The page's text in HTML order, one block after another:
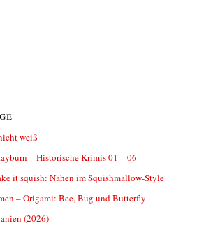
weiß
– Historische Krimis 01 – 06
it squish: Nähen im Squishmallow-Style
– Origami: Bee, Bug und Butterfly
(2026)